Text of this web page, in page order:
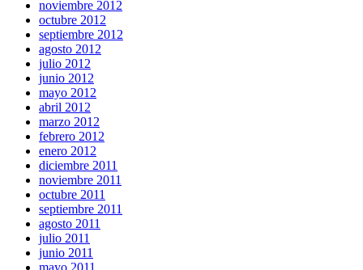
noviembre 2012
octubre 2012
septiembre 2012
agosto 2012
julio 2012
junio 2012
mayo 2012
abril 2012
marzo 2012
febrero 2012
enero 2012
diciembre 2011
noviembre 2011
octubre 2011
septiembre 2011
agosto 2011
julio 2011
junio 2011